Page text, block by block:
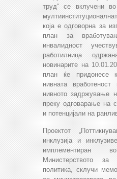
труд“ се вклучени
која е одговорна за
план за
инвалидност
работилница
новинарите на
план ќе придонесе
нивната
нивното задржување
преку одговарање на
и потенцијали на
Проектот
инклузија и
Министерството
политика, склучи